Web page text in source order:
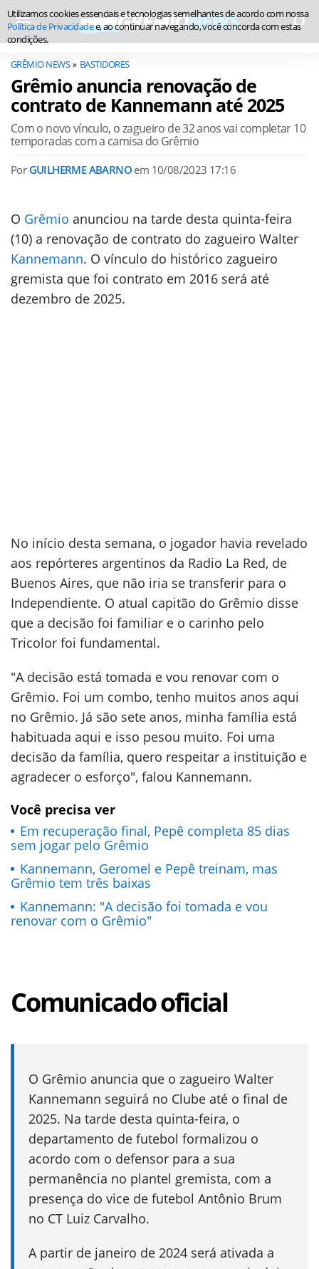
GRÊMIO NEWS BASTIDORES
Grêmio anuncia renovação de
contrato de Kannemann até 2025
Com o novo vínculo, o zagueiro de 32 anos vai completar 10
temporadas com a camisa do Grêmio
Por GUILHERME ABARNO em 10/08/2023 17:16
O Grêmio anunciou na tarde desta quinta-feira
(10) a renovação de contrato do zagueiro Walter
Kannemann. O vínculo do histórico zagueiro
gremista que foi contrato em 2016 será até
dezembro de 2025.
No início desta semana, o jogador havia revelado
aos repórteres argentinos da Radio La Red, de
Buenos Aires, que não iria se transferir para o
Independiente. O atual capitão do Grêmio disse
que a decisão foi familiar e o carinho pelo
Tricolor foi fundamental.
"A decisão está tomada e vou renovar com o
Grêmio. Foi um combo, tenho muitos anos aqui
no Grêmio. Já são sete anos, minha família está
habituada aqui e isso pesou muito. Foi uma
decisão da família, quero respeitar a instituição e
agradecer o esforço", falou Kannemann.
Você precisa ver
Em recuperação final, Pepê completa 85 dias
sem jogar pelo Grêmio
Kannemann, Geromel e Pepê treinam, mas
Grêmio tem três baixas
Kannemann: "A decisão foi tomada e vou
renovar com o Grêmio"
Comunicado oficial
O Grêmio anuncia que o zagueiro Walter
Kannemann seguirá no Clube até o final de
2025. Na tarde desta quinta-feira, o
departamento de futebol formalizou o
acordo com o defensor para a sua
permanência no plantel gremista, com a
presença do vice de futebol Antônio Brum
no CT Luiz Carvalho.
A partir de janeiro de 2024 será ativada a
Utilizamos cookies essenciais e tecnologias semelhantes de acordo com nossa
Política de Privacidadee, ao continuar navegando, você concorda com estas
condições.